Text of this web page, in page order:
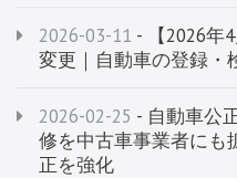
2026-02-25 - 自動車公
修を中古車事業者に
正を強化
2026-03-11 - 【2026年
変更｜自動車の登録・